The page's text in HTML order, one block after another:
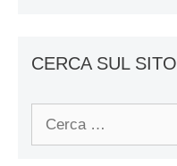
CERCA SUL SITO